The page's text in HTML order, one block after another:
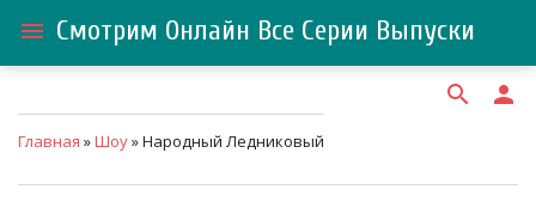
menu Смотрим Онлайн Все Серии Выпуски
search person
Главная »Шоу» Народный Ледниковый